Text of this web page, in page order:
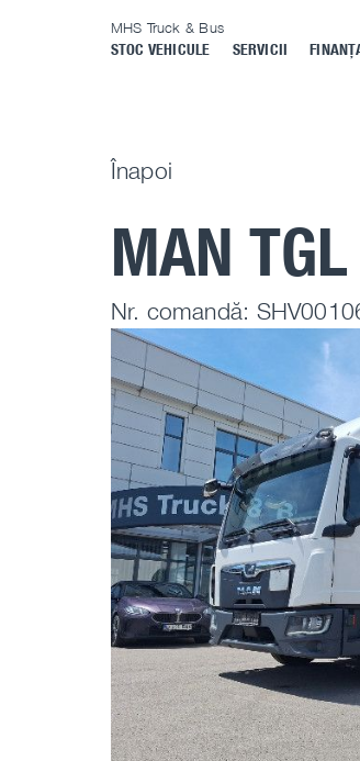
MHS Truck & Bus
STOC VEHICULE SERVICII
Înapoi
MAN
Nr. comandă: